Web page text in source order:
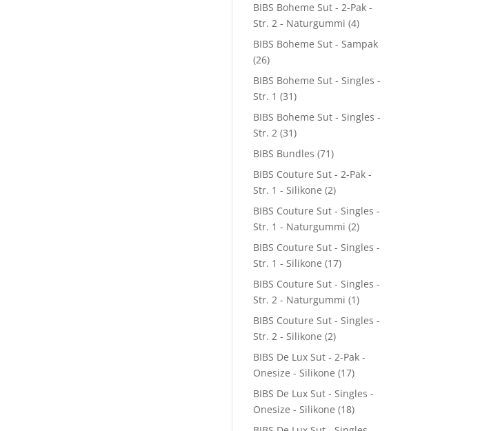
BIBS Boheme Sut - 2-Pak -
Str. 2 - Naturgummi (4)
BIBS Boheme Sut - Sampak
(26)
BIBS Boheme Sut - Singles -
Str. 1 (31)
BIBS Boheme Sut - Singles -
Str. 2 (31)
BIBS Bundles (71)
BIBS Couture Sut - 2-Pak -
Str. 1 - Silikone (2)
BIBS Couture Sut - Singles -
Str. 1 - Naturgummi (2)
BIBS Couture Sut - Singles -
Str. 1 - Silikone (17)
BIBS Couture Sut - Singles -
Str. 2 - Naturgummi (1)
BIBS Couture Sut - Singles -
Str. 2 - Silikone (2)
BIBS De Lux Sut - 2-Pak -
Onesize - Silikone (17)
BIBS De Lux Sut - Singles -
Onesize - Silikone (18)